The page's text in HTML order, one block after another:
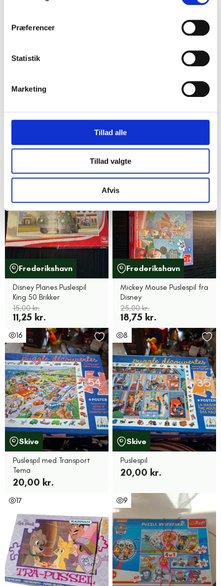
Præferencer
Statistik
Marketing
Tillad alle
Tillad valgte
Afvis
PJ Masks puslespil 100
35,00 kr.
Puslespil, DJECO elefant,
200 brikker
45,00 kr.
Frederikshavn
Disney Planes Puslespil
King 50 Brikker
15,00 kr.
11,25 kr.
25%
Frederikshavn
Mickey Mouse Puslespil fra
Disney
25,00 kr.
18,75 kr.
16
Skive
Puslespil med Transport
Tema
20,00 kr.
8
Skive
Puslespil
20,00 kr.
17 9